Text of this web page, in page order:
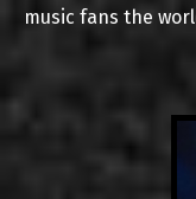
music fans the